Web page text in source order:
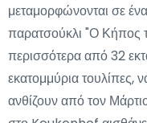
μεταμορφώνονται σε
παρατσούκλι "Ο Κήπος
περισσότερα από 32
εκατομμύρια τουλίπες,
ανθίζουν από τον